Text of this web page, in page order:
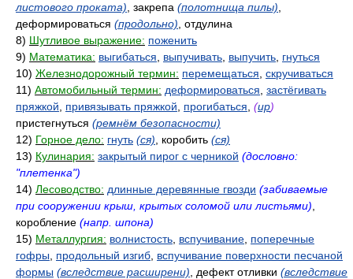
листового проката) , закрепа (полотнища пилы)
деформироваться (продольно) , отдулина
8) Шутливое выражение: поженить
9) Математика: выгибаться выпучивать выпучить гнуться
10) Железнодорожный термин: перемещаться скручиваться
11) Автомобильный термин: деформироваться застёгивать
пряжкой
привязывать пряжкой прогибаться (up)
пристегнуться (ремнём безопасности)
12) Горное дело: гнуть (ся) , коробить (ся)
13) Кулинария: закрытый пирог с черникой (дословно:
"плетенка")
14) Лесоводство: длинные деревянные гвозди (забиваемые
при сооружении крыш, крытых соломой или листьями)
коробление (напр. шпона)
15) Металлургия: волнистость вспучивание поперечные
гофры
продольный изгиб вспучивание поверхности песчаной
формы (вследствие расширени) , дефект отливки (вследствие